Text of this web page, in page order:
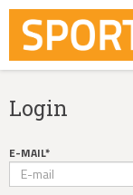
Login
E-MAIL*